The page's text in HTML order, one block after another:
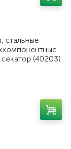
(40203)